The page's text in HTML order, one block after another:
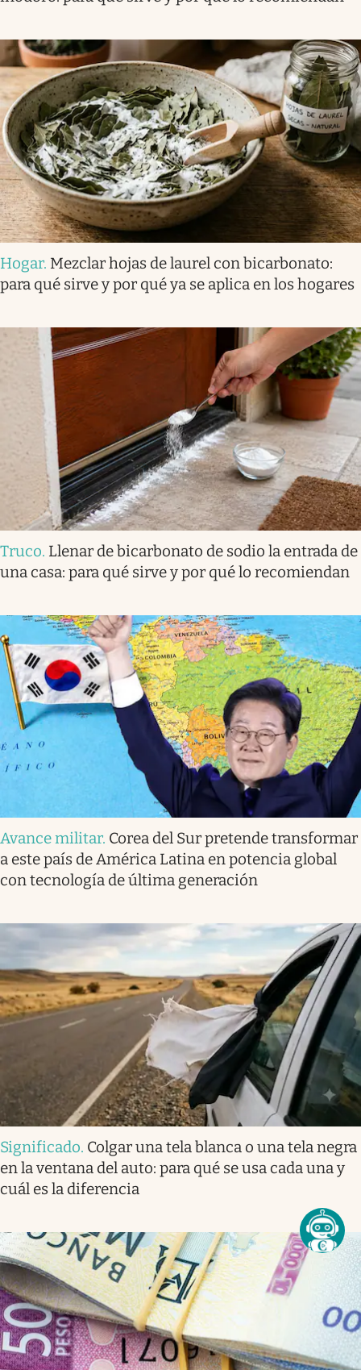
Hogar. Mezclar hojas de laurel con bicarbonato:
para qué sirve y por qué ya se aplica en los hogares
Truco. Llenar de bicarbonato de sodio la entrada de
una casa: para qué sirve y por qué lo recomiendan
Avance militar. Corea del Sur pretende transformar
a este país de América Latina en potencia global
con tecnología de última generación
Significado. Colgar una tela blanca o una tela negra
en la ventana del auto: para qué se usa cada una y
cuál es la diferencia